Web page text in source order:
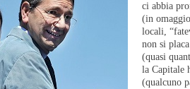
ci abbia
(in
locali,
non si
(quasi
la Capitale
(qualcuno